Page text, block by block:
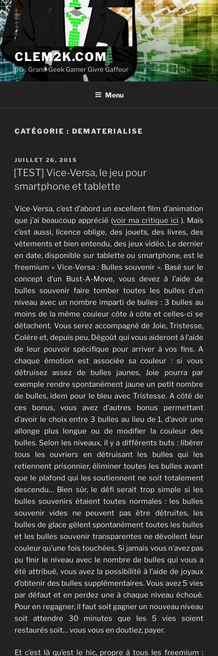
Aller
au
contenu
principal
CLEM2K.COM
5G : Grand Geek Gamer Givré Gaffeur
Menu
CATÉGORIE : DEMATERIALISE
PUBLIÉ
LE
JUILLET 26, 2015
[TEST] Vice-Versa, le jeu pour
smartphone et tablette
Vice-Versa, c’est d’abord un excellent film d’animation
que j’ai beaucoup apprécié (voir ma critique ici ). Mais
c’est aussi, licence oblige, des jouets, des livres, des
vêtements et bien entendu, des jeux vidéo. Le dernier
en date, disponible sur tablette ou smartphone, est le
freemium « Vice-Versa : Bulles souvenir ». Basé sur le
concept d’un Bust-A-Move, vous devez à l’aide de
bulles souvenir faire tomber toutes les bulles d’un
niveau avec un nombre imparti de bulles : 3 bulles au
moins de la même couleur côte à côte et celles-ci se
détachent. Vous serez accompagné de Joie, Tristesse,
Colère et, depuis peu, Dégoût qui vous aideront à l’aide
de leur pouvoir spécifique pour arriver à vos fins. A
chaque émotion est associée sa couleur : si vous
détruisez assez de bulles jaunes, Joie pourra par
exemple rendre spontanément jaune un petit nombre
de bulles, idem pour le bleu avec Tristesse. A côté de
ces bonus, vous avez d’autres bonus permettant
d’avoir le choix entre 3 bulles au lieu de 1, d’avoir une
allonge plus longue ou de modifier la couleur des
bulles. Selon les niveaux, il y a différents buts : libérer
tous les ouvriers en détruisant les bulles qui les
retiennent prisonnier, éliminer toutes les bulles avant
que le plafond qui les soutiennent ne soit totalement
descendu… Bien sûr, le défi serait trop simple si les
bulles souvenirs étaient toutes normales : les bulles
souvenir vides ne peuvent pas être détruites, les
bulles de glace gèlent spontanèment toutes les bulles
et les bulles souvenir transparentes ne dévoilent leur
couleur qu’une fois touchées. Si jamais vous n’avez pas
pu finir le niveau avec le nombre de bulles qui vous a
été attribué, vous avez la possibilité à l’aide de joyaux
d’obtenir des bulles supplémentaires. Vous avez 5 vies
par défaut et en perdez une à chaque niveau échoué.
Pour en regagner, il faut soit gagner un nouveau niveau
soit attendre 30 minutes que les 5 vies soient
restaurés soit… vous vous en doutiez, payer.
Et c’est là qu’est le hic, propre à tous les freemium :